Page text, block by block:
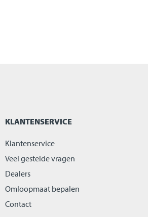
KLANTENSERVICE
Klantenservice
Veel gestelde vragen
Dealers
Omloopmaat bepalen
Contact